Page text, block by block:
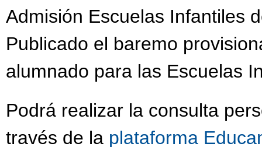
Admisión Escuelas Infantiles
Publicado el baremo
alumnado para las Escuelas
Podrá realizar la consulta
través de la plataforma